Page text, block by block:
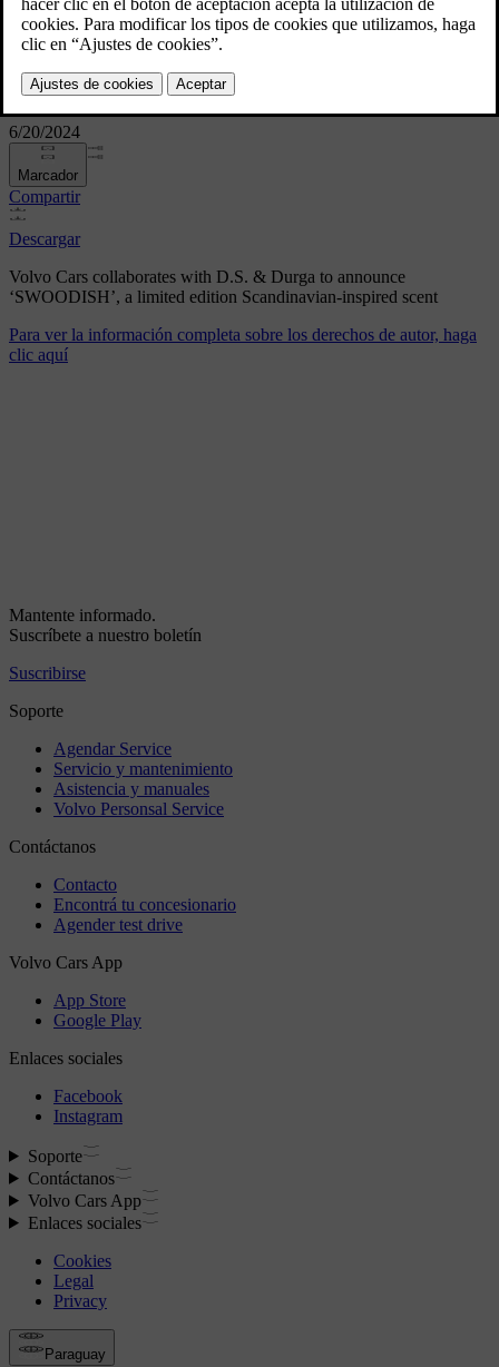
D.S. & Durga to announce
‘SWOODISH’
6/20/2024
Marcador
Compartir
Descargar
Volvo Cars collaborates with D.S. & Durga to announce
‘SWOODISH’, a limited edition Scandinavian-inspired scent
Para ver la información completa sobre los derechos de autor, haga
clic aquí